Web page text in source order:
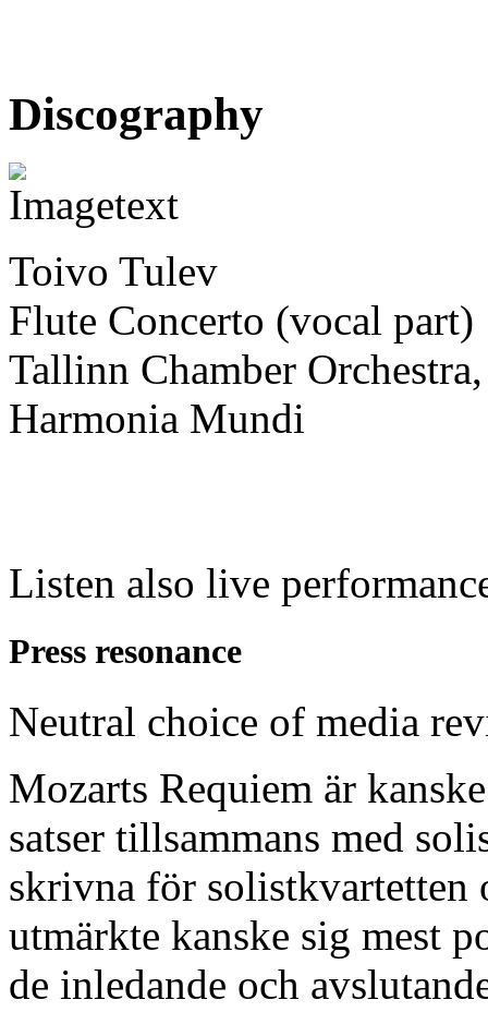
Discography
Toivo Tulev
Flute Concerto (vocal part)
Tallinn Chamber
Harmonia Mundi
Listen also live
Press resonance
Neutral choice of media
Mozarts Requiem är
satser tillsammans med
skrivna för solistkvartetten
utmärkte kanske sig mest
de inledande och